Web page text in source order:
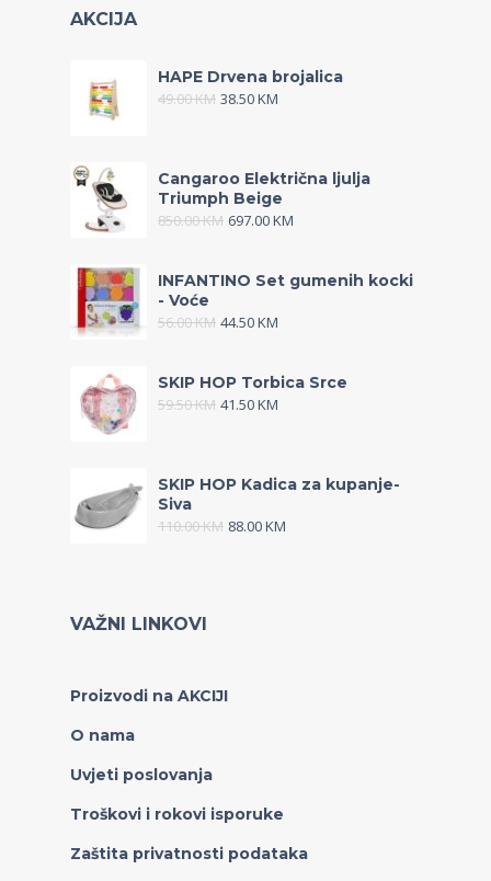
AKCIJA
HAPE Drvena brojalica
49.00KM 38.50KM
Cangaroo Električna ljulja
Triumph Beige
850.00KM 697.00KM
INFANTINO Set gumenih kocki
- Voće
56.00KM 44.50KM
SKIP HOP Torbica Srce
59.50KM 41.50KM
SKIP HOP Kadica za kupanje-
Siva
110.00KM 88.00KM
VAŽNI LINKOVI
Proizvodi na AKCIJI
O nama
Uvjeti poslovanja
Troškovi i rokovi isporuke
Zaštita privatnosti podataka